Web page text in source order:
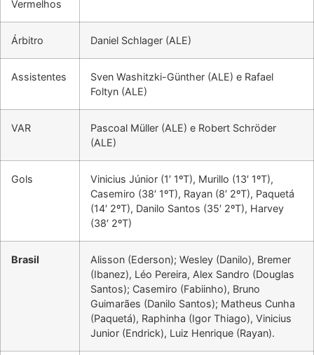
Vermelhos
Árbitro Daniel Schlager (ALE)
Assistentes
Sven Washitzki-Günther (ALE) e Rafael
Foltyn (ALE)
VAR
Pascoal Müller (ALE) e Robert Schröder
(ALE)
Gols
Vinicius Júnior (1′ 1ºT), Murillo (13′ 1ºT),
Casemiro (38′ 1ºT), Rayan (8′ 2ºT), Paquetá
(14′ 2ºT), Danilo Santos (35′ 2ºT), Harvey
(38′ 2ºT)
Brasil
Alisson (Ederson); Wesley (Danilo), Bremer
(Ibanez), Léo Pereira, Alex Sandro (Douglas
Santos); Casemiro (Fabiinho), Bruno
Guimarães (Danilo Santos); Matheus Cunha
(Paquetá), Raphinha (Igor Thiago), Vinicius
Junior (Endrick), Luiz Henrique (Rayan).